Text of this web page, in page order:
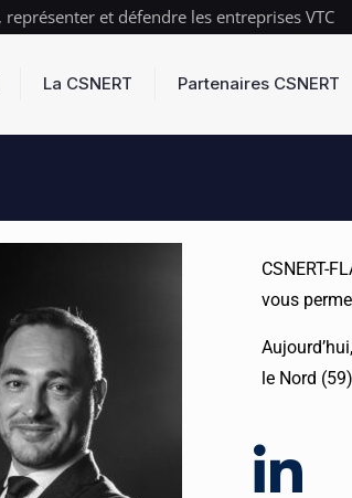
et défendre les entreprises VTC
La CSNERT Partenaires CSNERT
CSNERT-
vous
le Nord (59)